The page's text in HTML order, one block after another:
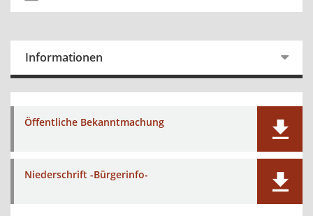
Informationen
Öffentliche Bekanntmachung
Niederschrift -Bürgerinfo-